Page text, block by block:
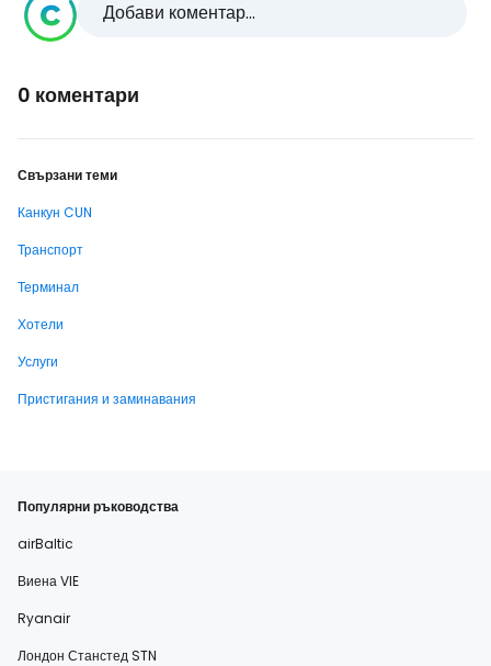
Добави коментар...
0 коментари
Свързани теми
Канкун CUN
Транспорт
Терминал
Хотели
Услуги
Пристигания и заминавания
Популярни ръководства
airBaltic
Виена VIE
Ryanair
Лондон Станстед STN